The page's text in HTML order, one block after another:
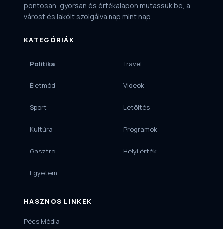
pontosan, gyorsan és értékalapon mutassuk be, a
várost és lakóit szolgálva nap mint nap.
KATEGÓRIÁK
Politika
Életmód
Sport
Kultúra
Gasztro
Egyetem
Travel
Videók
Letöltés
Programok
Helyi érték
HASZNOS LINKEK
Pécs Média